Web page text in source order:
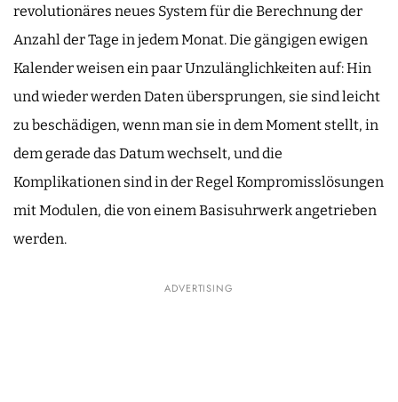
revolutionäres neues System für die Berechnung der
Anzahl der Tage in jedem Monat. Die gängigen ewigen
Kalender weisen ein paar Unzulänglichkeiten auf: Hin
und wieder werden Daten übersprungen, sie sind leicht
zu beschädigen, wenn man sie in dem Moment stellt, in
dem gerade das Datum wechselt, und die
Komplikationen sind in der Regel Kompromisslösungen
mit Modulen, die von einem Basisuhrwerk angetrieben
werden.
ADVERTISING